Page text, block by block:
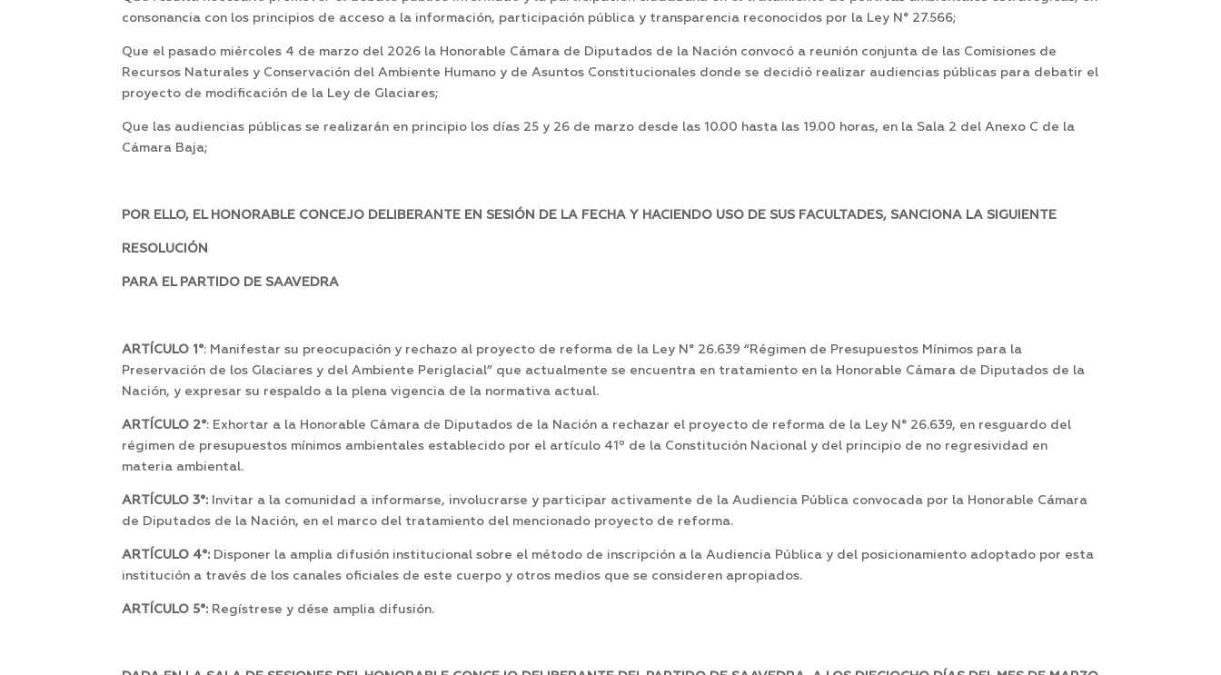
consonancia con los principios de acceso a la información, participación pública y transparencia reconocidos por la Ley N° 27.566;
Que el pasado miércoles 4 de marzo del 2026 la Honorable Cámara de Diputados de la Nación convocó a reunión conjunta de las Comisiones de
Recursos Naturales y Conservación del Ambiente Humano y de Asuntos Constitucionales donde se decidió realizar audiencias públicas para debatir el
proyecto de modificación de la Ley de Glaciares;
Que las audiencias públicas se realizarán en principio los días 25 y 26 de marzo desde las 10.00 hasta las 19.00 horas, en la Sala 2 del Anexo C de la
Cámara Baja;
POR ELLO, EL HONORABLE CONCEJO DELIBERANTE EN SESIÓN DE LA FECHA Y HACIENDO USO DE SUS FACULTADES, SANCIONA LA SIGUIENTE
RESOLUCIÓN
PARA EL PARTIDO DE SAAVEDRA
ARTÍCULO 1°: Manifestar su preocupación y rechazo al proyecto de reforma de la Ley N° 26.639 “Régimen de Presupuestos Mínimos para la
Preservación de los Glaciares y del Ambiente Periglacial” que actualmente se encuentra en tratamiento en la Honorable Cámara de Diputados de la
Nación, y expresar su respaldo a la plena vigencia de la normativa actual.
ARTÍCULO 2°: Exhortar a la Honorable Cámara de Diputados de la Nación a rechazar el proyecto de reforma de la Ley N° 26.639, en resguardo del
régimen de presupuestos mínimos ambientales establecido por el artículo 41º de la Constitución Nacional y del principio de no regresividad en
materia ambiental.
ARTÍCULO 3°: Invitar a la comunidad a informarse, involucrarse y participar activamente de la Audiencia Pública convocada por la Honorable Cámara
de Diputados de la Nación, en el marco del tratamiento del mencionado proyecto de reforma.
ARTÍCULO 4°: Disponer la amplia difusión institucional sobre el método de inscripción a la Audiencia Pública y del posicionamiento adoptado por esta
institución a través de los canales oficiales de este cuerpo y otros medios que se consideren apropiados.
ARTÍCULO 5°: Regístrese y dése amplia difusión.